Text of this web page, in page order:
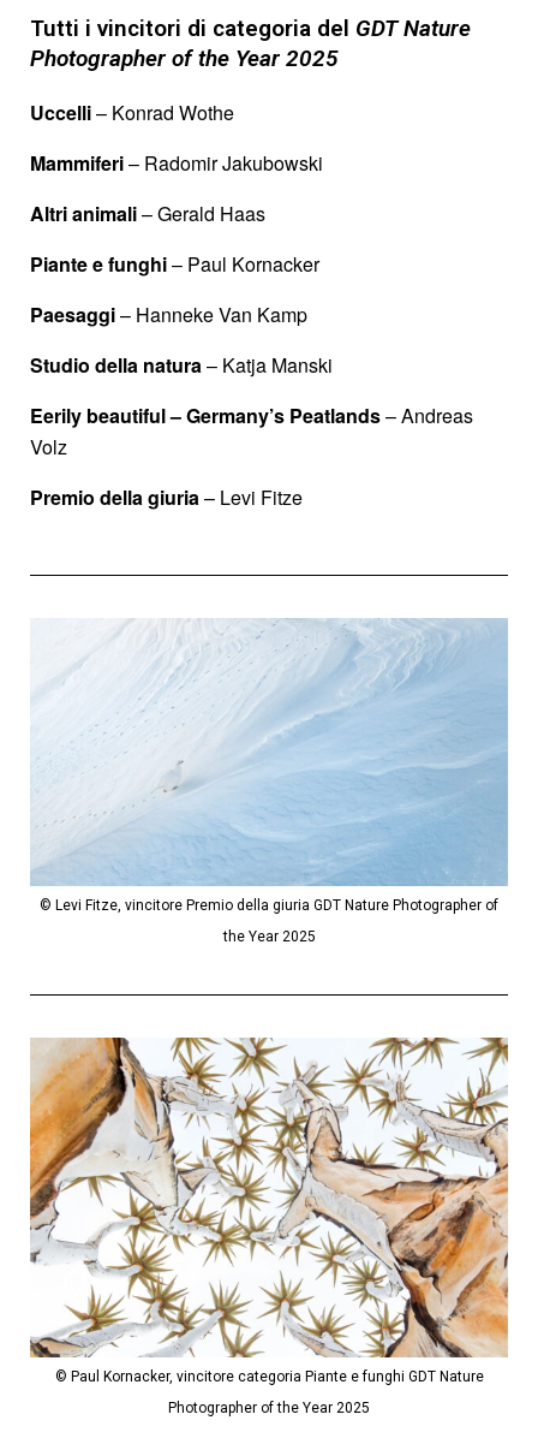
Tutti i vincitori di categoria del GDT Nature
Photographer of the Year 2025
Uccelli– Konrad Wothe
Mammiferi– Radomir Jakubowski
Altri animali– Gerald Haas
Piante e funghi– Paul Kornacker
Paesaggi– Hanneke Van Kamp
Studio della natura– Katja Manski
Eerily beautiful – Germany’s Peatlands– Andreas
Volz
Premio della giuria– Levi Fitze
© Levi Fitze, vincitore Premio della giuria GDT Nature Photographer of
the Year 2025
© Paul Kornacker, vincitore categoria Piante e funghi GDT Nature
Photographer of the Year 2025